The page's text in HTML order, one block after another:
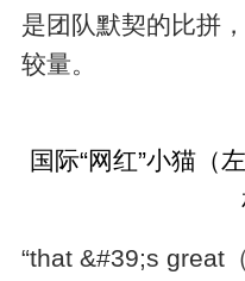
是团队默契的比拼
较量。
国际“网红”小猫（
“that &#39;s great